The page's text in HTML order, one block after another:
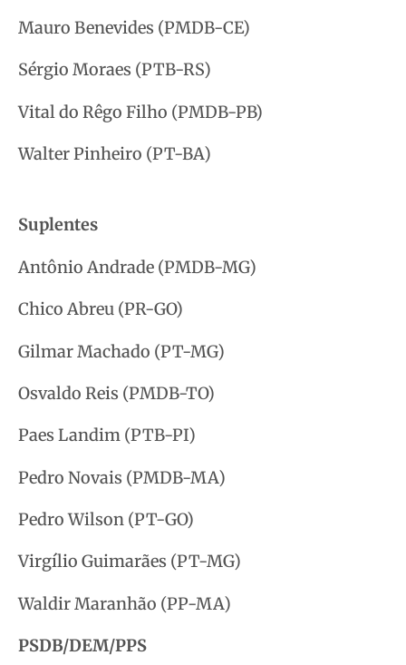
Mauro Benevides (PMDB-CE)
Sérgio Moraes (PTB-RS)
Vital do Rêgo Filho (PMDB-PB)
Walter Pinheiro (PT-BA)
Suplentes
Antônio Andrade (PMDB-MG)
Chico Abreu (PR-GO)
Gilmar Machado (PT-MG)
Osvaldo Reis (PMDB-TO)
Paes Landim (PTB-PI)
Pedro Novais (PMDB-MA)
Pedro Wilson (PT-GO)
Virgílio Guimarães (PT-MG)
Waldir Maranhão (PP-MA)
PSDB/DEM/PPS